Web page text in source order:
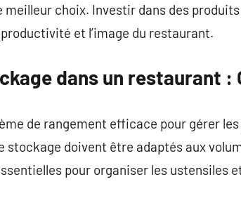
choix. Investir dans des
et l’image du restaurant.
dans un restaurant :
de rangement efficace pour gérer
doivent être adaptés aux
pour organiser les ustensiles